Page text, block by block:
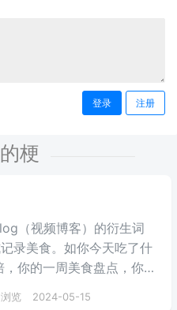
登录 注册
梗
（视频博客）的衍生词
录美食。如你今天吃了什
你的一周美食盘点，你的
览 2024-05-15